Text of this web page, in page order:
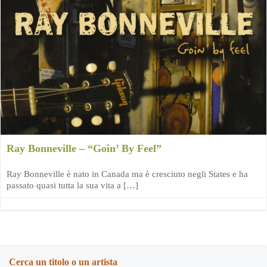
Ray Bonneville – “Goin’ By Feel”
Ray Bonneville è nato in Canada ma è cresciuto negli States e ha
passato quasi tutta la sua vita a […]
Cerca un titolo o un artista